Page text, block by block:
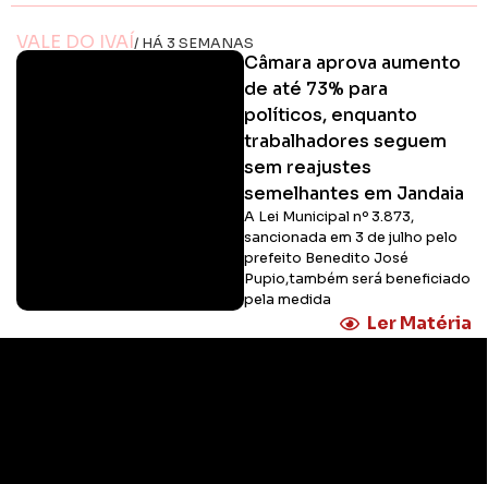
VALE DO IVAÍ/ HÁ 3 SEMANAS
Câmara aprova aumento
de até 73% para
políticos, enquanto
trabalhadores seguem
sem reajustes
semelhantes em Jandaia
A Lei Municipal nº 3.873,
sancionada em 3 de julho pelo
prefeito Benedito José
Pupio,também será beneficiado
pela medida
Ler Matéria